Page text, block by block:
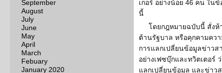
September
August
July
June
May
April
March
Febuary
January 2020
เกอร์ อย่างน้อย 46 คน ใน
นี้
โดยกฎหมายฉบับนี้ สั่งห้
ต้านรัฐบาล หรือคุกคามคว
การแลกเปลี่ยนข้อมูลข่าวส
อย่างเฟซบุ๊กและทวิตเตอร์
แลกเปลี่ยนข้อมูล และข่าว